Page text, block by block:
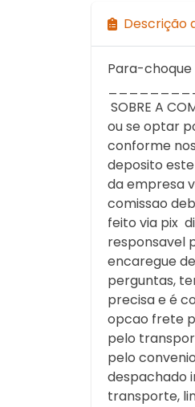
Descrição
Para-choque
SOBRE A
ou se optar
conforme
deposito
da empresa
comissao
feito via pix
responsavel
encaregue
perguntas,
precisa e é
opcao frete
pelo
pelo
despachado
transporte,